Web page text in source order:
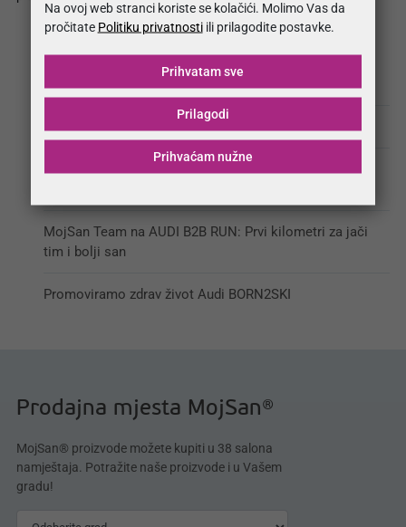
MojSan madraci stigli na Visočicu
Šta nas je Prenj naučio o zdravlju i snovima?
Virtuozi na terenu i u proizvodnji: MojSan Dream Team
MojSan Team na AUDI B2B RUN: Prvi kilometri za jači
tim i bolji san
Promoviramo zdrav život Audi BORN2SKI
Prodajna mjesta MojSan®
MojSan® proizvode možete kupiti u 38 salona
namještaja. Potražite naše proizvode i u Vašem
gradu!
Na ovoj web stranci koriste se kolačići. Molimo Vas da
pročitate Politiku privatnostiili prilagodite postavke.
Prihvaćam nužne
Prilagodi
Prihvatam sve